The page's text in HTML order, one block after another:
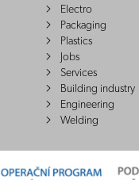
Electro
Packaging
Plastics
Jobs
Services
Building industry
Engineering
Welding